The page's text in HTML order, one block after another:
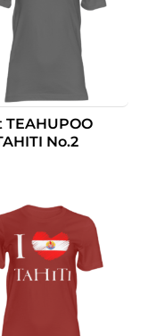
TEAHUPOO
No.2